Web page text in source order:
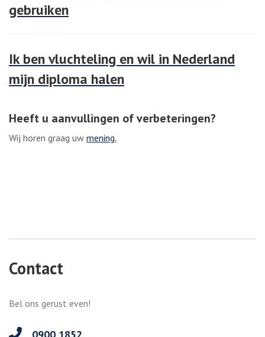
gebruiken
Ik ben vluchteling en wil in Nederland
mijn diploma halen
Heeft u aanvullingen of verbeteringen?
Wij horen graag uw mening.
Contact
Bel ons gerust even!